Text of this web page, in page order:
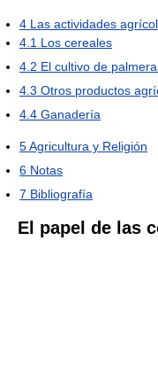
4 Las actividades
4.1 Los cereales
4.2 El cultivo de
4.3 Otros productos
4.4 Ganadería
5Agricultura y Religión
6 Notas
7 Bibliografía
El papel de las